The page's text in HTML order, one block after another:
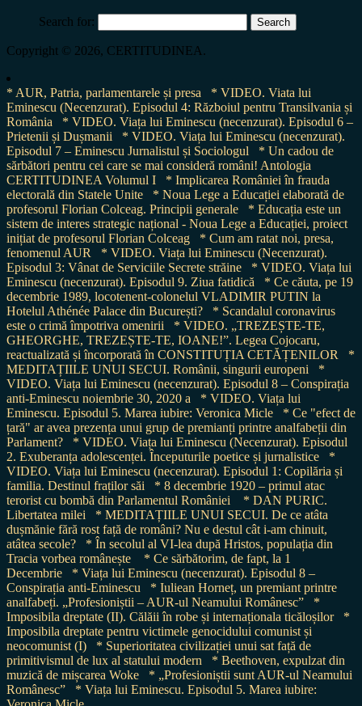
Search for:
Copyright © 2026, CERTITUDINEA.
* AUR, Patria, parlamentarele și presa
* VIDEO. Viata lui
Eminescu (Necenzurat). Episodul 4: Războiul pentru Transilvania și
România
* VIDEO. Viața lui Eminescu (necenzurat). Episodul 6 –
Prietenii și Dușmanii
* VIDEO. Viața lui Eminescu (necenzurat).
Episodul 7 – Eminescu Jurnalistul și Sociologul
* Un cadou de
sărbători pentru cei care se mai consideră români! Antologia
CERTITUDINEA Volumul I
* Implicarea României în frauda
electorală din Statele Unite
* Noua Lege a Educației elaborată de
profesorul Florian Colceag. Principii generale
* Educația este un
sistem de interes strategic național - Noua Lege a Educației, proiect
inițiat de profesorul Florian Colceag
* Cum am ratat noi, presa,
fenomenul AUR
* VIDEO. Viața lui Eminescu (Necenzurat).
Episodul 3: Vânat de Serviciile Secrete străine
* VIDEO. Viața lui
Eminescu (necenzurat). Episodul 9. Ziua fatidică
* Ce căuta, pe 19
decembrie 1989, locotenent-colonelul VLADIMIR PUTIN la
Hotelul Athénée Palace din București?
* Scandalul coronavirus
este o crimă împotriva omenirii
* VIDEO. „TREZEȘTE-TE,
GHEORGHE, TREZEȘTE-TE, IOANE!”. Legea Cojocaru,
reactualizată și încorporată în CONSTITUȚIA CETĂȚENILOR
*
MEDITAȚIILE UNUI SECUI. Românii, singurii europeni
*
VIDEO. Viața lui Eminescu (necenzurat). Episodul 8 – Conspirația
anti-Eminescu noiembrie 30, 2020 a
* VIDEO. Viața lui
Eminescu. Episodul 5. Marea iubire: Veronica Micle
* Ce "efect de
țară" ar avea prezența unui grup de premianți printre analfabeții din
Parlament?
* VIDEO. Viața lui Eminescu (Necenzurat). Episodul
2. Exuberanța adolescenței. Începuturile poetice și jurnalistice
*
VIDEO. Viața lui Eminescu (necenzurat). Episodul 1: Copilăria și
familia. Destinul fraților săi
* 8 decembrie 1920 – primul atac
terorist cu bombă din Parlamentul României
* DAN PURIC.
Libertatea milei
* MEDITAȚIILE UNUI SECUI. De ce atâta
dușmănie fără rost față de români? Nu e destul cât i-am chinuit,
atâtea secole?
* În secolul al VI-lea după Hristos, populația din
Tracia vorbea românește
* Ce sărbătorim, de fapt, la 1
Decembrie
* Viața lui Eminescu (necenzurat). Episodul 8 –
Conspirația anti-Eminescu
* Iuliean Horneț, un premiant printre
analfabeți. „Profesioniștii – AUR-ul Neamului Românesc”
*
Imposibila dreptate (II). Călăii în robe și internaționala ticăloșilor
*
Imposibila dreptate pentru victimele genocidului comunist și
neocomunist (I)
* Superioritatea civilizației unui sat față de
primitivismul de lux al statului modern
* Beethoven, expulzat din
muzică de mișcarea Woke
* „Profesioniștii sunt AUR-ul Neamului
Românesc”
* Viața lui Eminescu. Episodul 5. Marea iubire: